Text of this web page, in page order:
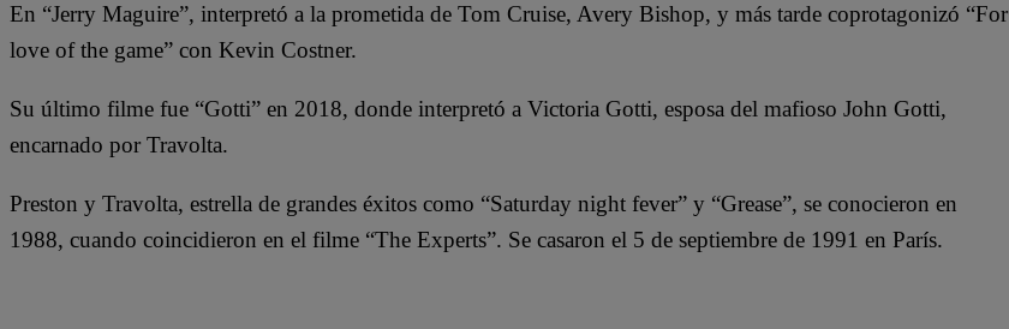
En “Jerry Maguire”, interpretó a la prometida de Tom Cruise, Avery Bishop, y más tarde coprotagonizó “For
love of the game” con Kevin Costner.
Su último filme fue “Gotti” en 2018, donde interpretó a Victoria Gotti, esposa del mafioso John Gotti,
encarnado por Travolta.
Preston y Travolta, estrella de grandes éxitos como “Saturday night fever” y “Grease”, se conocieron en
1988, cuando coincidieron en el filme “The Experts”. Se casaron el 5 de septiembre de 1991 en París.